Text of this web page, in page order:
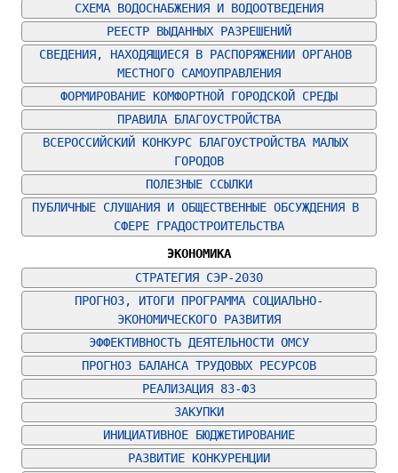
СХЕМА ВОДОСНАБЖЕНИЯ И ВОДООТВЕДЕНИЯ
РЕЕСТР ВЫДАННЫХ РАЗРЕШЕНИЙ
СВЕДЕНИЯ, НАХОДЯЩИЕСЯ В РАСПОРЯЖЕНИИ ОРГАНОВ
МЕСТНОГО САМОУПРАВЛЕНИЯ
ФОРМИРОВАНИЕ КОМФОРТНОЙ ГОРОДСКОЙ СРЕДЫ
ПРАВИЛА БЛАГОУСТРОЙСТВА
ВСЕРОССИЙСКИЙ КОНКУРС БЛАГОУСТРОЙСТВА МАЛЫХ
ГОРОДОВ
ПОЛЕЗНЫЕ ССЫЛКИ
ПУБЛИЧНЫЕ СЛУШАНИЯ И ОБЩЕСТВЕННЫЕ ОБСУЖДЕНИЯ В
СФЕРЕ ГРАДОСТРОИТЕЛЬСТВА
ЭКОНОМИКА
СТРАТЕГИЯ СЭР-2030
ПРОГНОЗ, ИТОГИ ПРОГРАММА СОЦИАЛЬНО-
ЭКОНОМИЧЕСКОГО РАЗВИТИЯ
ЭФФЕКТИВНОСТЬ ДЕЯТЕЛЬНОСТИ ОМСУ
ПРОГНОЗ БАЛАНСА ТРУДОВЫХ РЕСУРСОВ
РЕАЛИЗАЦИЯ 83-ФЗ
ЗАКУПКИ
ИНИЦИАТИВНОЕ БЮДЖЕТИРОВАНИЕ
РАЗВИТИЕ КОНКУРЕНЦИИ